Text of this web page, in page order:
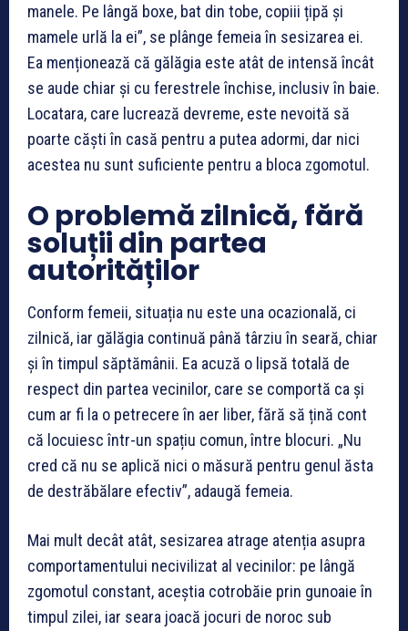
manele. Pe lângă boxe, bat din tobe, copiii țipă și
mamele urlă la ei”, se plânge femeia în sesizarea ei.
Ea menționează că gălăgia este atât de intensă încât
se aude chiar și cu ferestrele închise, inclusiv în baie.
Locatara, care lucrează devreme, este nevoită să
poarte căști în casă pentru a putea adormi, dar nici
acestea nu sunt suficiente pentru a bloca zgomotul.
O problemă zilnică, fără
soluții din partea
autorităților
Conform femeii, situația nu este una ocazională, ci
zilnică, iar gălăgia continuă până târziu în seară, chiar
și în timpul săptămânii. Ea acuză o lipsă totală de
respect din partea vecinilor, care se comportă ca și
cum ar fi la o petrecere în aer liber, fără să țină cont
că locuiesc într-un spațiu comun, între blocuri. „Nu
cred că nu se aplică nici o măsură pentru genul ăsta
de destrăbălare efectiv”, adaugă femeia.
Mai mult decât atât, sesizarea atrage atenția asupra
comportamentului necivilizat al vecinilor: pe lângă
zgomotul constant, aceștia cotrobăie prin gunoaie în
timpul zilei, iar seara joacă jocuri de noroc sub